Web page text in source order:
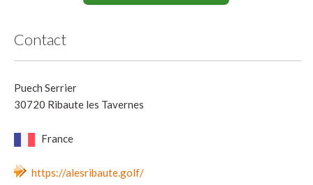
Contact
Puech Serrier
30720 Ribaute les Tavernes
France
https://alesribaute.golf/